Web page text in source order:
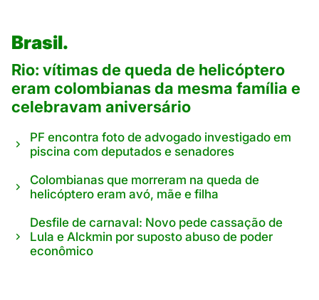
Brasil.
Rio: vítimas de queda de helicóptero
eram colombianas da mesma família e
celebravam aniversário
PF encontra foto de advogado investigado em
piscina com deputados e senadores
Colombianas que morreram na queda de
helicóptero eram avó, mãe e filha
Desfile de carnaval: Novo pede cassação de
Lula e Alckmin por suposto abuso de poder
econômico